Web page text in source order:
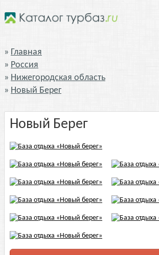
Главная
Россия
Нижегородская область
Новый Берег
Новый Берег